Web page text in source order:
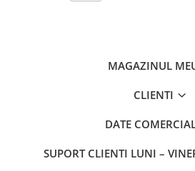
MAGAZINUL
CLIENTI
DATE
SUPORT CLIENTI LUNI –